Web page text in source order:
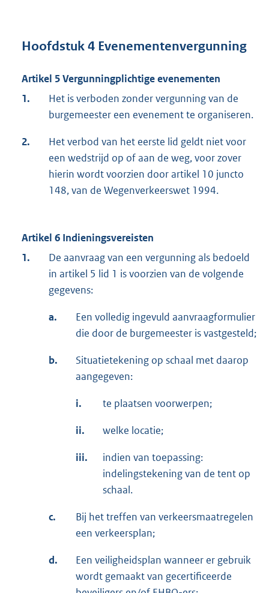
Hoofdstuk 4 Evenementenvergunning
Artikel 5 Vergunningplichtige evenementen
1.
Het is verboden zonder vergunning van de
burgemeester een evenement te organiseren.
2.
Het verbod van het eerste lid geldt niet voor
een wedstrijd op of aan de weg, voor zover
hierin wordt voorzien door artikel 10 juncto
148, van de Wegenverkeerswet 1994.
Artikel 6 Indieningsvereisten
1.
De aanvraag van een vergunning als bedoeld
in artikel 5 lid 1 is voorzien van de volgende
gegevens:
a.
Een volledig ingevuld aanvraagformulier
die door de burgemeester is vastgesteld;
b.
Situatietekening op schaal met daarop
aangegeven:
i. te plaatsen voorwerpen;
ii. welke locatie;
iii.
indien van toepassing:
indelingstekening van de tent op
schaal.
c.
Bij het treffen van verkeersmaatregelen
een verkeersplan;
d.
Een veiligheidsplan wanneer er gebruik
wordt gemaakt van gecertificeerde